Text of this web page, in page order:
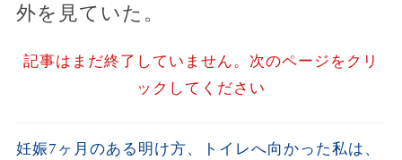
外を見ていた。
記事はまだ終了していません。次のページをクリ
ックしてください
妊娠7ヶ月のある明け方、トイレへ向かった私は、